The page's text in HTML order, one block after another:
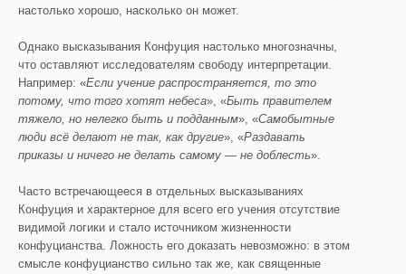
настолько хорошо, насколько он может.
Однако высказывания Конфуция настолько многозначны,
что оставляют исследователям свободу интерпретации.
Например: «Если учение распространяется, то это
потому, что того хотят небеса», «Быть правителем
тяжело, но нелегко быть и подданным», «Самобытные
люди всё делают не так, как другие», «Раздавать
приказы и ничего не делать самому — не доблесть».
Часто встречающееся в отдельных высказываниях
Конфуция и характерное для всего его учения отсутствие
видимой логики и стало источником жизненности
конфуцианства. Ложность его доказать невозможно: в этом
смысле конфуцианство сильно так же, как священные